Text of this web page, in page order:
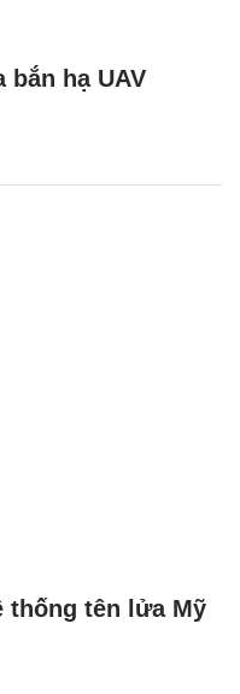
bắn hạ UAV
thống tên lửa Mỹ